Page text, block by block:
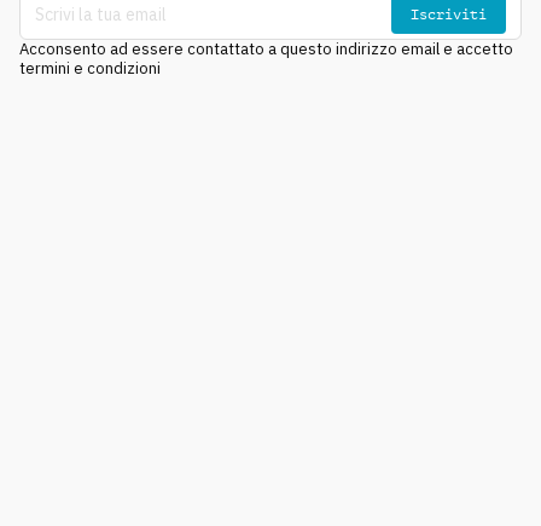
Iscriviti
Acconsento ad essere contattato a questo indirizzo email e accetto
termini e condizioni